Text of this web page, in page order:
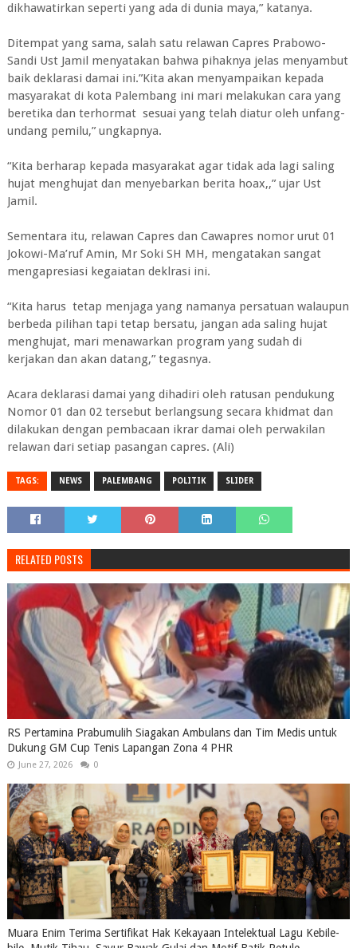
dikhawatirkan seperti yang ada di dunia maya,” katanya.
Ditempat yang sama, salah satu relawan Capres Prabowo-
Sandi Ust Jamil menyatakan bahwa pihaknya jelas menyambut
baik deklarasi damai ini.”Kita akan menyampaikan kepada
masyarakat di kota Palembang ini mari melakukan cara yang
beretika dan terhormat sesuai yang telah diatur oleh unfang-
undang pemilu,” ungkapnya.
“Kita berharap kepada masyarakat agar tidak ada lagi saling
hujat menghujat dan menyebarkan berita hoax,,” ujar Ust
Jamil.
Sementara itu, relawan Capres dan Cawapres nomor urut 01
Jokowi-Ma’ruf Amin, Mr Soki SH MH, mengatakan sangat
mengapresiasi kegaiatan deklrasi ini.
“Kita harus tetap menjaga yang namanya persatuan walaupun
berbeda pilihan tapi tetap bersatu, jangan ada saling hujat
menghujat, mari menawarkan program yang sudah di
kerjakan dan akan datang,” tegasnya.
Acara deklarasi damai yang dihadiri oleh ratusan pendukung
Nomor 01 dan 02 tersebut berlangsung secara khidmat dan
dilakukan dengan pembacaan ikrar damai oleh perwakilan
relawan dari setiap pasangan capres. (Ali)
TAGS: NEWS PALEMBANG POLITIK SLIDER
RELATED POSTS
RS Pertamina Prabumulih Siagakan Ambulans dan Tim Medis untuk
Dukung GM Cup Tenis Lapangan Zona 4 PHR
June 27, 2026 0
Muara Enim Terima Sertifikat Hak Kekayaan Intelektual Lagu Kebile-